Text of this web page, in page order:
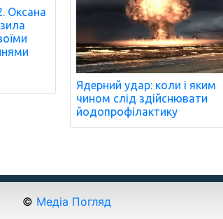
Оксана
Ядерний удар: коли і яким
чином слід здійснювати
йодопрофілактику
© Медіа Погляд